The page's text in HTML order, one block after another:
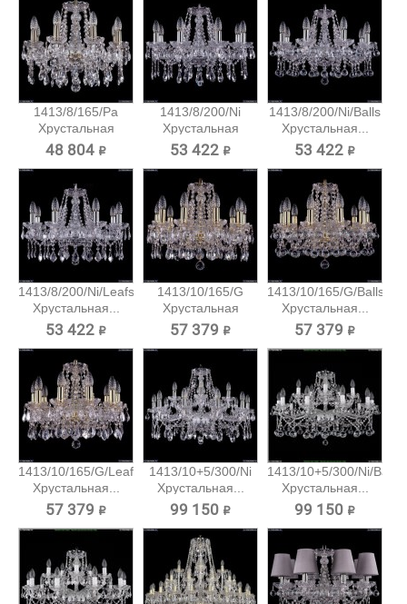
1413/8/165/Pa
Хрустальная
подвесная...
48 804 ₽
1413/8/200/Ni
Хрустальная
подвесная...
53 422 ₽
1413/8/200/Ni/Balls
Хрустальная...
53 422 ₽
1413/8/200/Ni/Leafs
Хрустальная...
53 422 ₽
1413/10/165/G
Хрустальная
подвесная...
57 379 ₽
1413/10/165/G/Balls
Хрустальная...
57 379 ₽
1413/10/165/G/Leafs
Хрустальная...
57 379 ₽
1413/10+5/300/Ni
Хрустальная...
99 150 ₽
1413/10+5/300/Ni/Balls
Хрустальная...
99 150 ₽